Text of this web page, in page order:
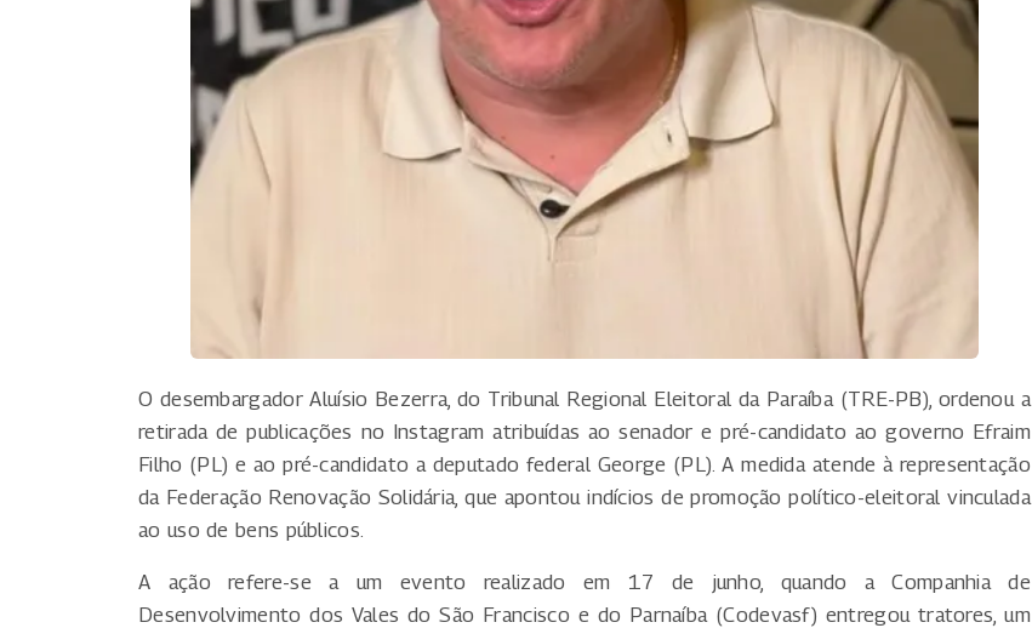
O desembargador Aluísio Bezerra, do Tribunal Regional Eleitoral da Paraíba (TRE-PB), ordenou a
retirada de publicações no Instagram atribuídas ao senador e pré-candidato ao governo Efraim
Filho (PL) e ao pré-candidato a deputado federal George (PL). A medida atende à representação
da Federação Renovação Solidária, que apontou indícios de promoção político-eleitoral vinculada
ao uso de bens públicos.
A ação refere-se a um evento realizado em 17 de junho, quando a Companhia de
Desenvolvimento dos Vales do São Francisco e do Parnaíba (Codevasf) entregou tratores, um